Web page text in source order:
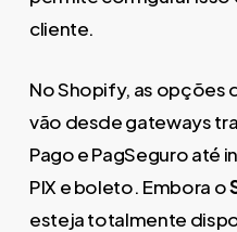
cliente.
No Shopify, as opções
vão desde gateways
Pago e PagSeguro até
PIX e boleto. Embora o
esteja totalmente